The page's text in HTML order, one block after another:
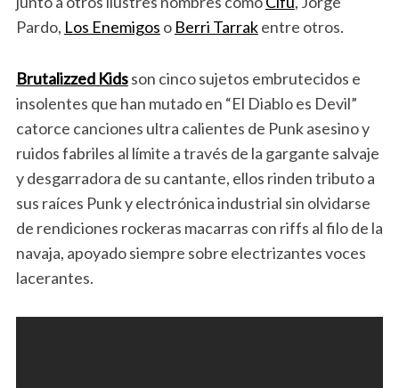
Pardo, Los Enemigos o Berri Tarrakentre otros.
Brutalizzed Kidsson cinco sujetos embrutecidos e
insolentes que han mutado en “El Diablo es Devil”
catorce canciones ultra calientes de Punk asesino y
ruidos fabriles al límite a través de la gargante salvaje
y desgarradora de su cantante, ellos rinden tributo a
sus raíces Punk y electrónica industrial sin olvidarse
de rendiciones rockeras macarras con riffs al filo de la
navaja, apoyado siempre sobre electrizantes voces
lacerantes.